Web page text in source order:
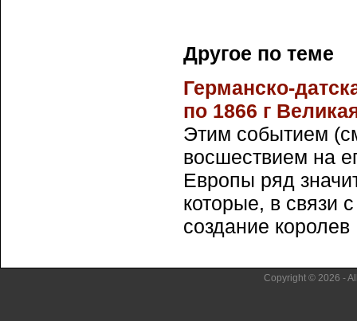
Другое по теме
Германско-
по 1866 г
Этим событием
восшествием на
Европы ряд
которые, в связи
создание королев
Copyright © 2026 -